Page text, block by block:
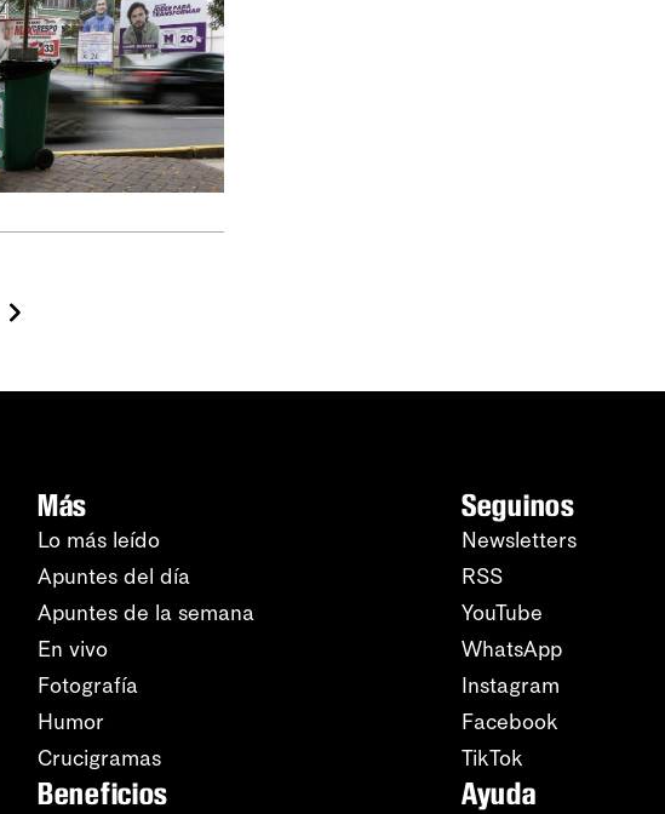
Más
Lo más leído
Apuntes del día
Apuntes de la semana
En vivo
Fotografía
Humor
Crucigramas
Beneficios
Seguinos
Newsletters
RSS
YouTube
WhatsApp
Instagram
Facebook
TikTok
Ayuda